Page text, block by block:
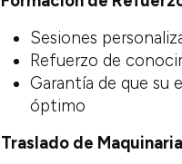
Sesiones
Refuerzo de
Garantía de que su
óptimo
Traslado de Maquinaria